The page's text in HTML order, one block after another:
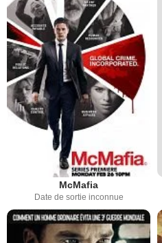
McMafia
Date de sortie inconnue